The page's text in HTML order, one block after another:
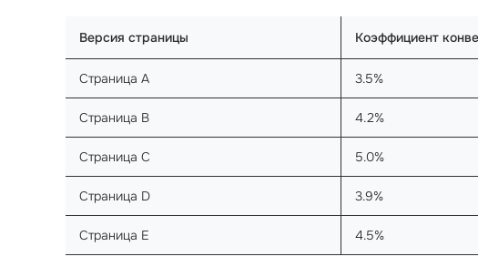
Версия страницы Коэффициент
Страница A 3.5%
Страница B 4.2%
Страница C 5.0%
Страница D 3.9%
Страница E 4.5%